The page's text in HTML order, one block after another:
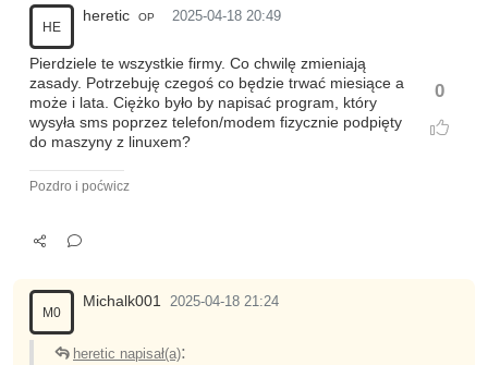
HE
heretic OP 2025-04-18 20:49
0
Pierdziele te wszystkie firmy. Co chwilę zmieniają
zasady. Potrzebuję czegoś co będzie trwać miesiące a
może i lata. Ciężko było by napisać program, który
wysyła sms poprzez telefon/modem fizycznie podpięty
do maszyny z linuxem?
Pozdro i poćwicz
M0
Michalk001 2025-04-18 21:24
heretic napisał(a):